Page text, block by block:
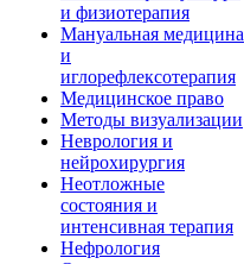
и физиотерапия
Мануальная медицина
и
иглорефлексотерапия
Медицинское право
Методы визуализации
Неврология и
нейрохирургия
Неотложные
состояния и
интенсивная терапия
Нефрология